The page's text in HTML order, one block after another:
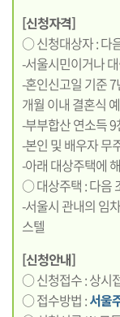
[신청자격]
○ 신청대상자 : 다
-서울시민이거나
-혼인신고일 기준
개월 이내 결혼식
-부부합산 연소득
-본인 및 배우자 무
-아래 대상주택에
○ 대상주택 : 다음
-서울시 관내의 임
스텔
[신청안내]
○ 신청접수 : 상시
○ 접수방법 :서울